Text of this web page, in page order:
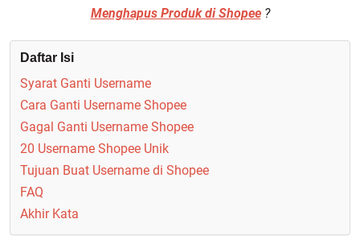
Menghapus Produk di Shopee?
Daftar Isi
Syarat Ganti Username
Cara Ganti Username Shopee
Gagal Ganti Username Shopee
20 Username Shopee Unik
Tujuan Buat Username di Shopee
FAQ
Akhir Kata